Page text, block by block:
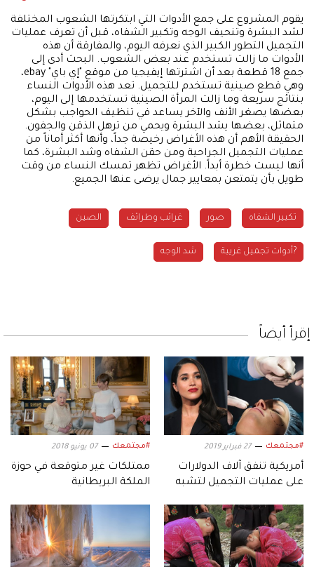
يقوم المشروع على جمع الأدوات التي ابتكرتها الشعوب المختلفة
لشد البشرة وتنحيف الوجه وتكبير الشفاه، قبل أن تعرف عمليات
التجميل التطور الكبير الذي نعرفه اليوم، والمفارقة أن هذه
الأدوات ما زالت تستخدم عند بعض الشعوب. البحث أدى إلى
جمع 18 قطعة بعد أن اشترتها إيفيجيا من موقع "إي باي" ebay،
وهي قطع صينية تستخدم للتجميل. تعد هذه الأدوات النساء
بنتائج سريعة وما زالت المرأة الصينية تستخدمها إلى اليوم،
بعضها يصغر الأنف والآخر يساعد في تنظيف الحواجب بشكل
متماثل، بعضها يشد البشرة ويحمي من ترهل الذقن والجفون.
الحقيقة الأهم أن هذه الأغراض رخيصة جداً، وأنها أكثر أماناً من
عمليات التجميل الجراحية ومن حقن الشفاه وشد البشرة، كما
أنها ليست خطرة أبداً. الأغراض تظهر تمسك النساء من وقت
طويل بأن يتمتعن بمعايير جمال يرضى عنها الجميع.
تكبير الشفاه صور غرائب وطرائف الصين
?أدوات تجميل غريبة شد الوجه
إقرأ أيضاً
#مجتمعك 27 فبراير 2019
أمريكية تنفق آلاف الدولارات
على عمليات التجميل لتشبه
#مجتمعك 07 يونيو 2018
ممتلكات غير متوقعة في حوزة
الملكة البريطانية